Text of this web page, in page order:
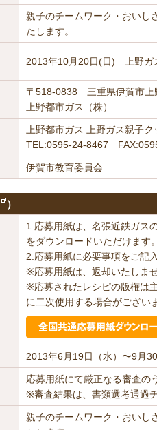
親子のチームワーク・おいし
たします。
2013年10月20日(日) 上野
〒518-0838 三重県伊賀市上
上野都市ガス（株）
上野都市ガス 上野ガス親子
TEL:0595-24-8467
伊賀市教育委員会
）
1.応募用紙は、名張近鉄ガス
をダウンロードいただけます
2.応募用紙に必要事項をご記
※応募用紙は、返却いたしま
※応募されたレシピの版権は
に二次使用する場合がござい
2013年6月19日（水）〜9月
応募用紙にて厳正なる審査の
※審査結果は、書類選考通過
親子のチームワーク・おいし